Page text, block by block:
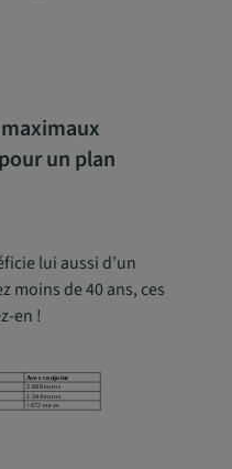
un plan
lui aussi d’un
moins de 40 ans, ces
en !